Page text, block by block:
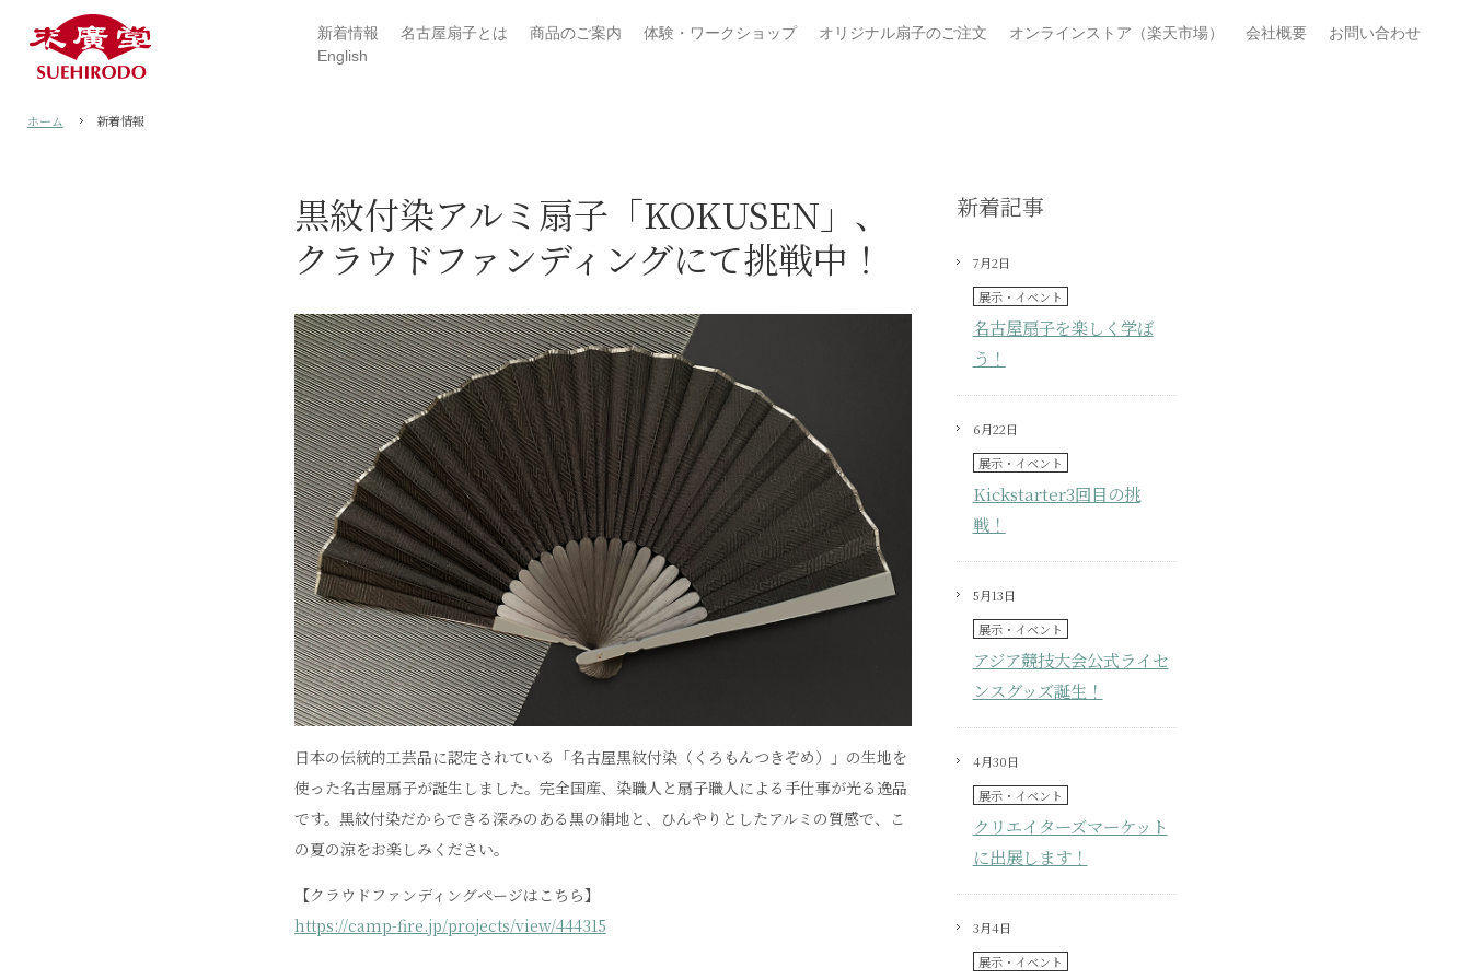
新着情報 名古屋扇子とは 商品のご案内 体験・ワークショップ オリジナル扇子のご注文 オンラインストア（楽天市場） 会社概要
お問い合わせ
English
ホーム 新着情報
黒紋付染アルミ扇子「KOKUSEN」、
クラウドファンディングにて挑戦中！
日本の伝統的工芸品に認定されている「名古屋黒紋付染（くろもんつきぞめ）」の生地を
使った名古屋扇子が誕生しました。完全国産、染職人と扇子職人による手仕事が光る逸品
です。黒紋付染だからできる深みのある黒の絹地と、ひんやりとしたアルミの質感で、こ
の夏の涼をお楽しみください。
【クラウドファンディングページはこちら】
https://camp-fire.jp/projects/view/444315
新着記事
7月2日
展示・イベント
名古屋扇子を楽しく学ぼ
う！
6月22日
展示・イベント
Kickstarter3回目の挑
戦！
5月13日
展示・イベント
アジア競技大会公式ライセ
ンスグッズ誕生！
4月30日
展示・イベント
クリエイターズマーケット
に出展します！
3月4日
展示・イベント